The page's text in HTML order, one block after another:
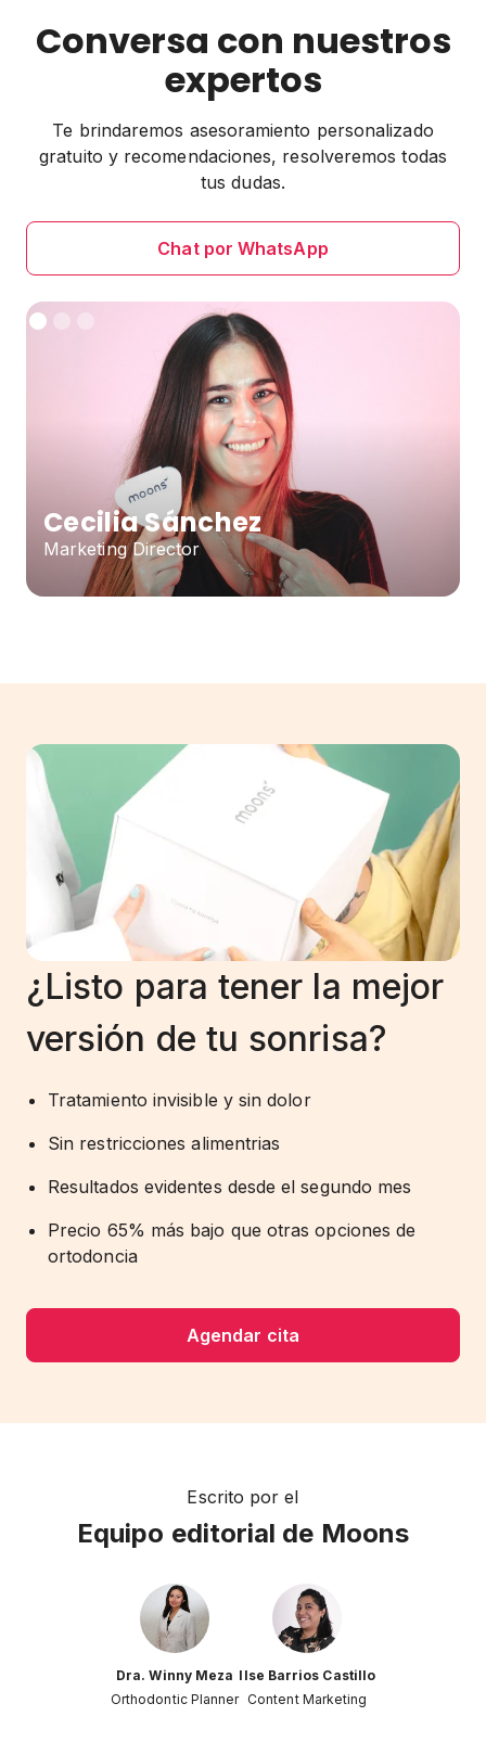
Conversa con nuestros
expertos
Te brindaremos asesoramiento personalizado
gratuito y recomendaciones, resolveremos todas
tus dudas.
Chat por WhatsApp
Cecilia Sánchez
Marketing Director
¿Listo para tener la mejor
versión de tu sonrisa?
Tratamiento invisible y sin dolor
Sin restricciones alimentrias
Resultados evidentes desde el segundo mes
Precio 65% más bajo que otras opciones de
ortodoncia
Agendar cita
Escrito por el
Equipo editorial de Moons
Dra. Winny Meza
Orthodontic Planner
Ilse Barrios Castillo
Content Marketing